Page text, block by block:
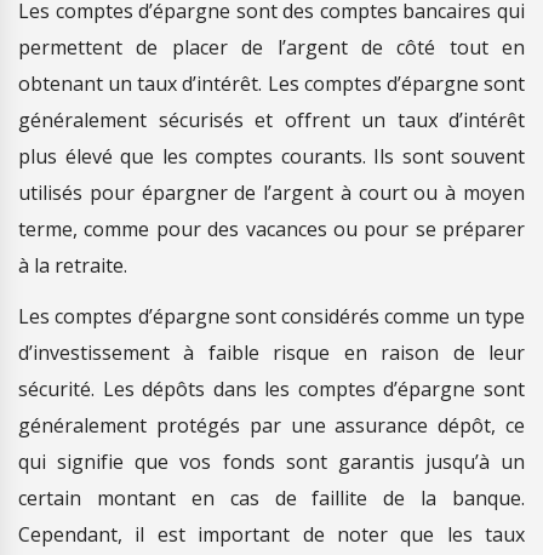
Les comptes d’épargne sont des comptes bancaires qui
permettent de placer de l’argent de côté tout en
obtenant un taux d’intérêt. Les comptes d’épargne sont
généralement sécurisés et offrent un taux d’intérêt
plus élevé que les comptes courants. Ils sont souvent
utilisés pour épargner de l’argent à court ou à moyen
terme, comme pour des vacances ou pour se préparer
à la retraite.
Les comptes d’épargne sont considérés comme un type
d’investissement à faible risque en raison de leur
sécurité. Les dépôts dans les comptes d’épargne sont
généralement protégés par une assurance dépôt, ce
qui signifie que vos fonds sont garantis jusqu’à un
certain montant en cas de faillite de la banque.
Cependant, il est important de noter que les taux